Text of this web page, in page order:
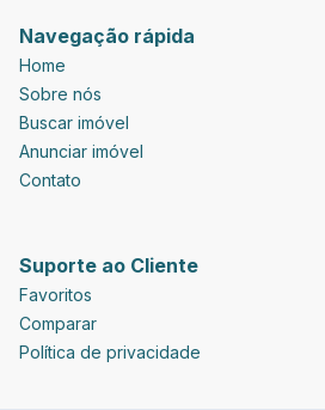
Navegação rápida
Home
Sobre nós
Buscar imóvel
Anunciar imóvel
Contato
Suporte ao Cliente
Favoritos
Comparar
Política de privacidade